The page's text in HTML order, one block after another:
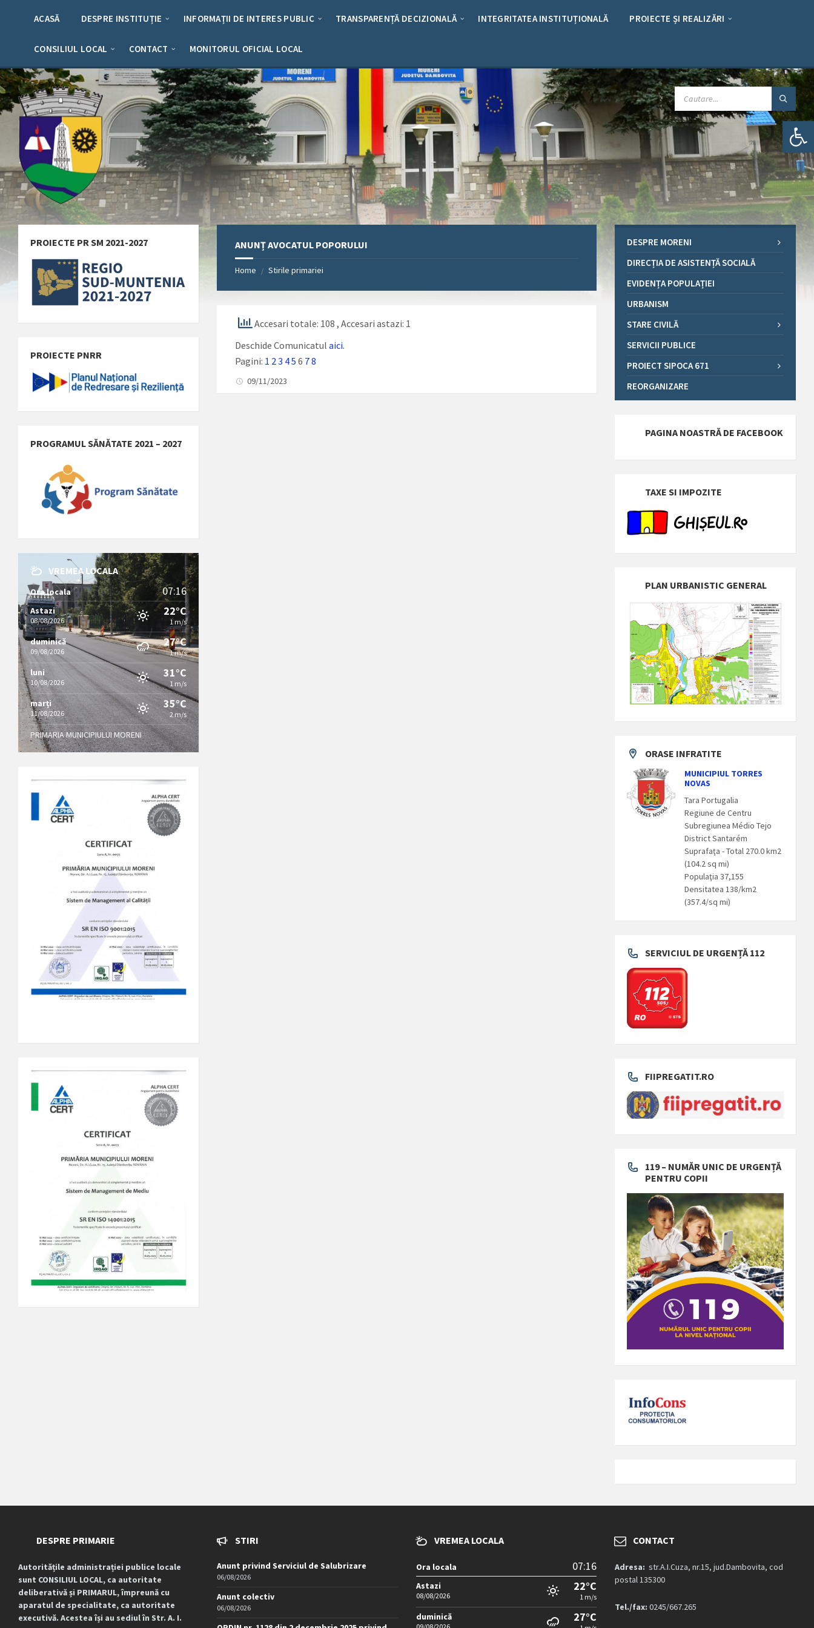
Deschide bara de unelte
ACASĂ DESPRE INSTITUȚIE INFORMAȚII DE INTERES PUBLIC TRANSPARENȚĂ DECIZIONALĂ INTEGRITATEA INSTITUȚIONALĂ PROIECTE ȘI REALIZĂRI
CONSILIUL LOCAL CONTACT MONITORUL OFICIAL LOCAL
CAUTARE:
ANUNȚ AVOCATUL POPORULUI
Home / Stirile primariei
Accesari totale: 108, Accesari astazi: 1
Deschide Comunicatulaici.
Pagini: 1 2 3 45 6 78
09/11/2023
PROIECTE PR SM 2021-2027
PROIECTE PNRR
PROGRAMUL SĂNĂTATE 2021 – 2027
VREMEA LOCALA
Ora locala 07:16
Astazi
08/08/2026
22°C
1 m/s
duminică
09/08/2026
27°C
1 m/s
luni
10/08/2026
31°C
1 m/s
marți
11/08/2026
35°C
2 m/s
PRIMARIA MUNICIPIULUI MORENI
DESPRE MORENI
DIRECȚIA DE ASISTENȚĂ SOCIALĂ
EVIDENȚA POPULAȚIEI
URBANISM
STARE CIVILĂ
SERVICII PUBLICE
PROIECT SIPOCA 671
REORGANIZARE
PAGINA NOASTRĂ DE FACEBOOK
TAXE SI IMPOZITE
PLAN URBANISTIC GENERAL
ORASE INFRATITE
MUNICIPIUL TORRES
NOVAS
Tara Portugalia
Regiune de Centru
Subregiunea Médio Tejo
District Santarém
Suprafaţa - Total 270.0 km2
(104.2 sq mi)
Populaţia 37,155
Densitatea 138/km2
(357.4/sq mi)
SERVICIUL DE URGENȚĂ 112
FIIPREGATIT.RO
119 – NUMĂR UNIC DE URGENȚĂ
PENTRU COPII
DESPRE PRIMARIE
Autoritățile administrației publice locale
sunt CONSILIUL LOCAL, ca autoritate
deliberativă și PRIMARUL, împreună cu
aparatul de specialitate, ca autoritate
executivă. Acestea își au sediul în Str. A. I.
STIRI
Anunt privind Serviciul de Salubrizare
06/08/2026
Anunt colectiv
06/08/2026
VREMEA LOCALA
Ora locala 07:16
Astazi
08/08/2026
22°C
1 m/s
duminică 27°C
CONTACT
Adresa: str.A.I.Cuza, nr.15, jud.Dambovita, cod
postal 135300
Tel./fax: 0245/667.265